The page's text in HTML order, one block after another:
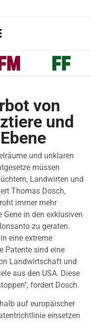
von
und
und unklaren
müssen
Landwirten und
Thomas Dosch,
immer mehr
in den exklusiven
zu geraten.
eine extreme
Patente sind eine
Landwirtschaft und
aus den USA. Diese
fordert Dosch.
auf europäischer
einsetzen